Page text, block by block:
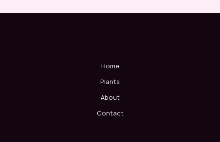
Home
Plants
About
Contact